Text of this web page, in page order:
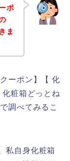
ポ
ま
ーポン】【 化
粧箱どっとね
調べてみるこ
私自身化粧箱